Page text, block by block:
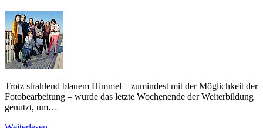
Trotz strahlend blauem Himmel – zumindest mit der Möglichkeit der
Fotobearbeitung – wurde das letzte Wochenende der Weiterbildung
genutzt, um…